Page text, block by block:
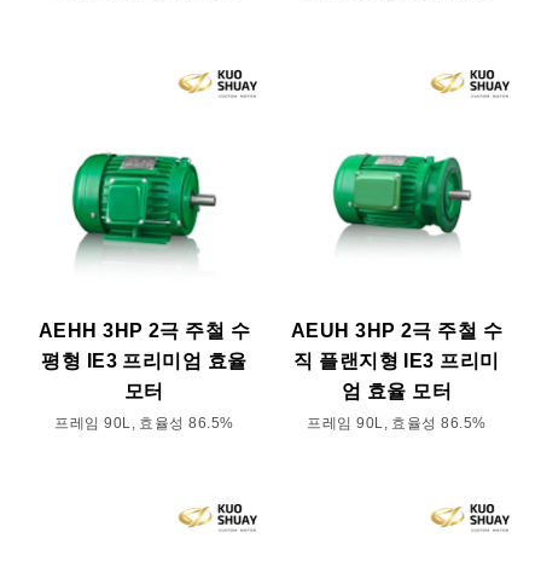
AEHH 3HP 2극 주철 수
평형 IE3 프리미엄 효율
모터
프레임 90L, 효율성 86.5%
AEUH 3HP 2극 주철 수
직 플랜지형 IE3 프리미
엄 효율 모터
프레임 90L, 효율성 86.5%